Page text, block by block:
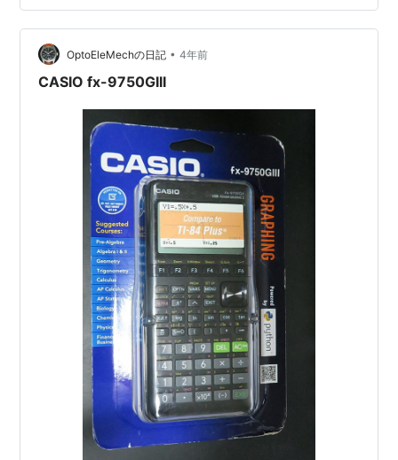
一般的なU-BootではなくBareboxが使用されている…
OptoEleMechの日記 • 4年前
CASIO fx-9750GIII